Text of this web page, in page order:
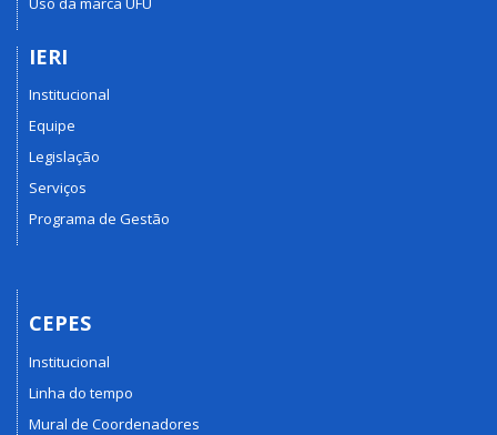
IERI
Institucional
Equipe
Legislação
Serviços
Programa de Gestão
CEPES
Institucional
Linha do tempo
Mural de Coordenadores